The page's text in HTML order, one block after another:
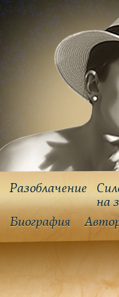
Разоблачение
на
Биография